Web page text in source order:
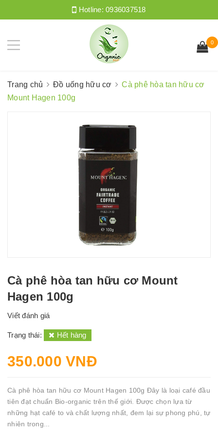
Hotline:0936037518
0
Trang chủ Đồ uống hữu cơ
Cà phê hòa tan hữu cơ
Mount Hagen 100g
Cà phê hòa tan hữu cơ Mount
Hagen 100g
Viết đánh giá
Trạng thái: Hết hàng
350.000 VNĐ
Cà phê hòa tan hữu cơ Mount Hagen 100g Đây là loại café đầu
tiên đạt chuẩn Bio-organic trên thế giới. Được chọn lựa từ
những hạt café to và chất lượng nhất, đem lại sự phong phú, tự
nhiên trong...